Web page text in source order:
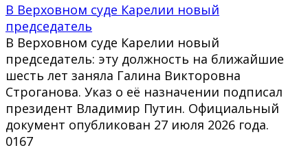
В Верховном суде Карелии новый
председатель
В Верховном суде Карелии новый
председатель: эту должность на ближайшие
шесть лет заняла Галина Викторовна
Строганова. Указ о её назначении подписал
президент Владимир Путин. Официальный
документ опубликован 27 июля 2026 года.
0167